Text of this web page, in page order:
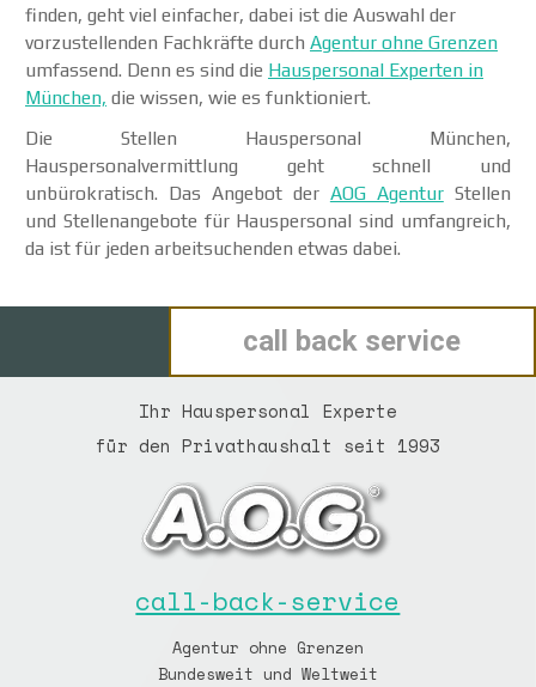
finden, geht viel einfacher, dabei ist die Auswahl der
vorzustellenden Fachkräfte durch Agentur ohne Grenzen
umfassend. Denn es sind die Hauspersonal Experten in
München, die wissen, wie es funktioniert.
Die Stellen Hauspersonal München,
Hauspersonalvermittlung geht schnell und
unbürokratisch. Das Angebot der AOG AgenturStellen
und Stellenangebote für Hauspersonal sind umfangreich,
da ist für jeden arbeitsuchenden etwas dabei.
call back service
Ihr Hauspersonal Experte
für den Privathaushalt seit 1993
call-back-service
Agentur ohne Grenzen
Bundesweit und Weltweit